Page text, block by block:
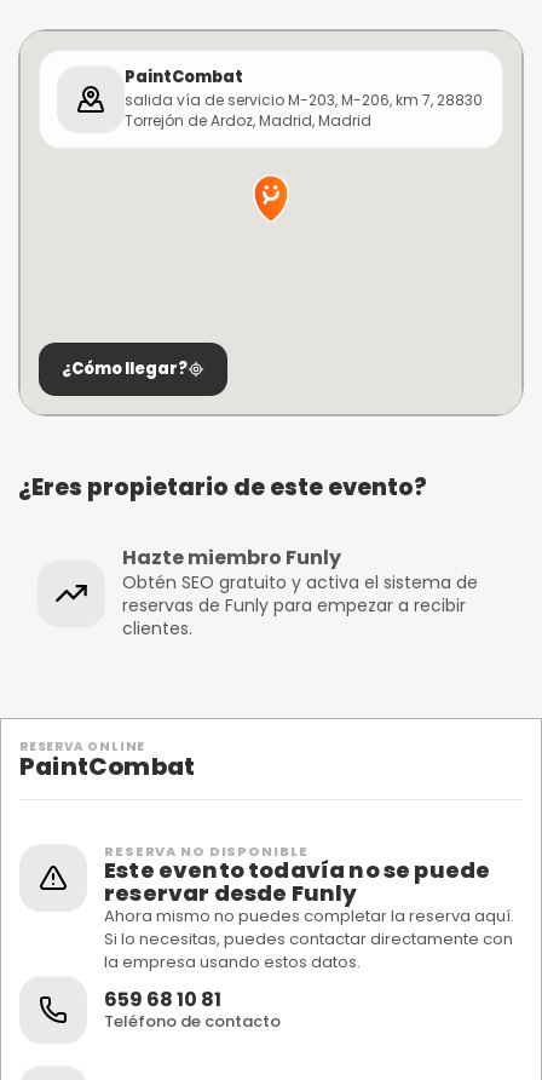
PaintCombat
salida vía de servicio M-203, M-206, km 7, 28830
Torrejón de Ardoz, Madrid, Madrid
¿Cómo llegar?
¿Eres propietario de este evento?
Hazte miembro Funly
Obtén SEO gratuito y activa el sistema de
reservas de Funly para empezar a recibir
clientes.
RESERVA ONLINE
PaintCombat
RESERVA NO DISPONIBLE
Este evento todavía no se puede
reservar desde Funly
Ahora mismo no puedes completar la reserva aquí.
Si lo necesitas, puedes contactar directamente con
la empresa usando estos datos.
659 68 10 81
Teléfono de contacto